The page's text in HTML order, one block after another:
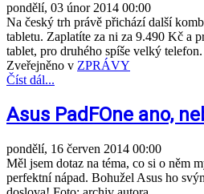
pondělí, 03 únor 2014 00:00
Na český trh právě přichází další
tabletu. Zaplatíte za ni za 9.490 Kč a
tablet, pro druhého spíše velký
Zveřejněno v ZPRÁVY
Číst dál...
Asus PadFOne ano,
pondělí, 16 červen 2014 00:00
Měl jsem dotaz na téma, co si o něm
perfektní nápad. Bohužel Asus ho